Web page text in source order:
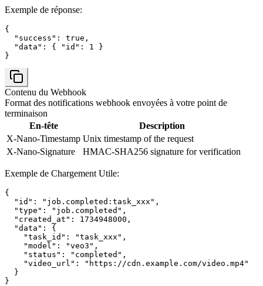
Exemple de réponse:
{
  "success": true,
  "data": { "id": 1 }
}
Contenu du Webhook
Format des notifications webhook envoyées à votre point de
terminaison
En-tête
Description
X-Nano-Timestamp Unix timestamp of the request
X-Nano-Signature
HMAC-SHA256 signature for verification
Exemple de Chargement Utile:
{
  "id": "job.completed:task_xxx",
  "type": "job.completed",
  "created_at": 1734948000,
  "data": {
    "task_id": "task_xxx",
    "model": "veo3",
    "status": "completed",
    "video_url": "https://cdn.example.com/video.mp4"
  }
}